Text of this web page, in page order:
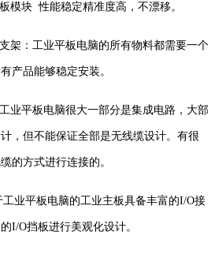
模块 性能稳定精准度高，不漂移。
架：工业平板电脑的所有物料都需要一个
产品能够稳定安装。
业平板电脑很大一部分是集成电路，大部
，但不能保证全部是无线缆设计。有很
的方式进行连接的。
业平板电脑的工业主板具备丰富的I/O接
I/O挡板进行美观化设计。